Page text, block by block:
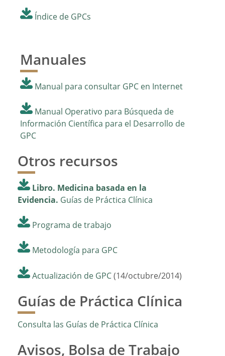
Índice de GPCs
Manuales
Manual para consultar GPC en Internet
Manual Operativo para Búsqueda de
Información Científica para el Desarrollo de
GPC
Otros recursos
Libro. Medicina basada en la
Evidencia. Guías de Práctica Clínica
Programa de trabajo
Metodología para GPC
Actualización de GPC(14/octubre/2014)
Guías de Práctica Clínica
Consulta las Guías de Práctica Clínica
Avisos, Bolsa de Trabajo